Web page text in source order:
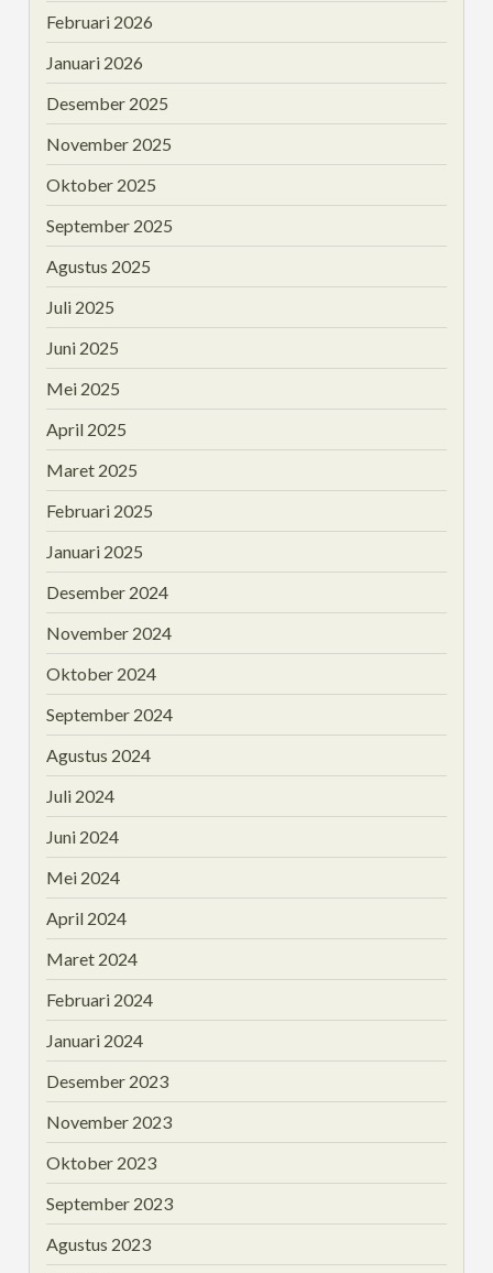
Februari 2026
Januari 2026
Desember 2025
November 2025
Oktober 2025
September 2025
Agustus 2025
Juli 2025
Juni 2025
Mei 2025
April 2025
Maret 2025
Februari 2025
Januari 2025
Desember 2024
November 2024
Oktober 2024
September 2024
Agustus 2024
Juli 2024
Juni 2024
Mei 2024
April 2024
Maret 2024
Februari 2024
Januari 2024
Desember 2023
November 2023
Oktober 2023
September 2023
Agustus 2023